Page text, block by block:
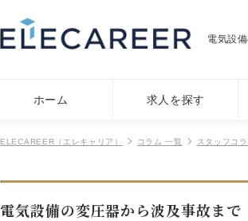
電気設
ホーム 求人を探す
ELECAREER（エレキャリア） コラム 一覧 スタッフコ
電気設備の変圧器から波及事故ま